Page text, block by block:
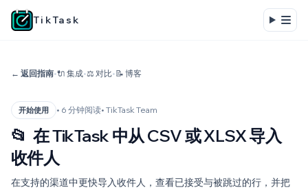
TikTask
← 返回指南•🔌 集成•⚖️ 对比•📝 博客
开始使用 • 6 分钟阅读• TikTask Team
📂 在 TikTask 中从 CSV 或 XLSX 导入
收件人
在支持的渠道中更快导入收件人，查看已接受与被跳过的行，并把